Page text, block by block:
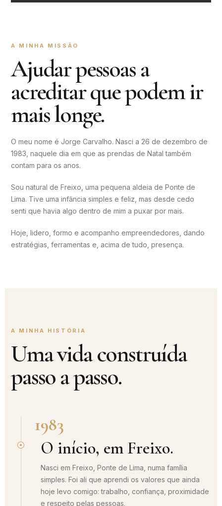
A MINHA MISSÃO
Ajudar pessoas a
acreditar que podem ir
mais longe.
O meu nome é Jorge Carvalho. Nasci a 26 de dezembro de
1983, naquele dia em que as prendas de Natal também
contam para os anos.
Sou natural de Freixo, uma pequena aldeia de Ponte de
Lima. Tive uma infância simples e feliz, mas desde cedo
senti que havia algo dentro de mim a puxar por mais.
Hoje, lidero, formo e acompanho empreendedores, dando
estratégias, ferramentas e, acima de tudo, presença.
A MINHA HISTÓRIA
Uma vida construída
passo a passo.
1983
O início, em Freixo.
Nasci em Freixo, Ponte de Lima, numa família
simples. Foi ali que aprendi os valores que ainda
hoje levo comigo: trabalho, confiança, proximidade
e respeito pelas pessoas.